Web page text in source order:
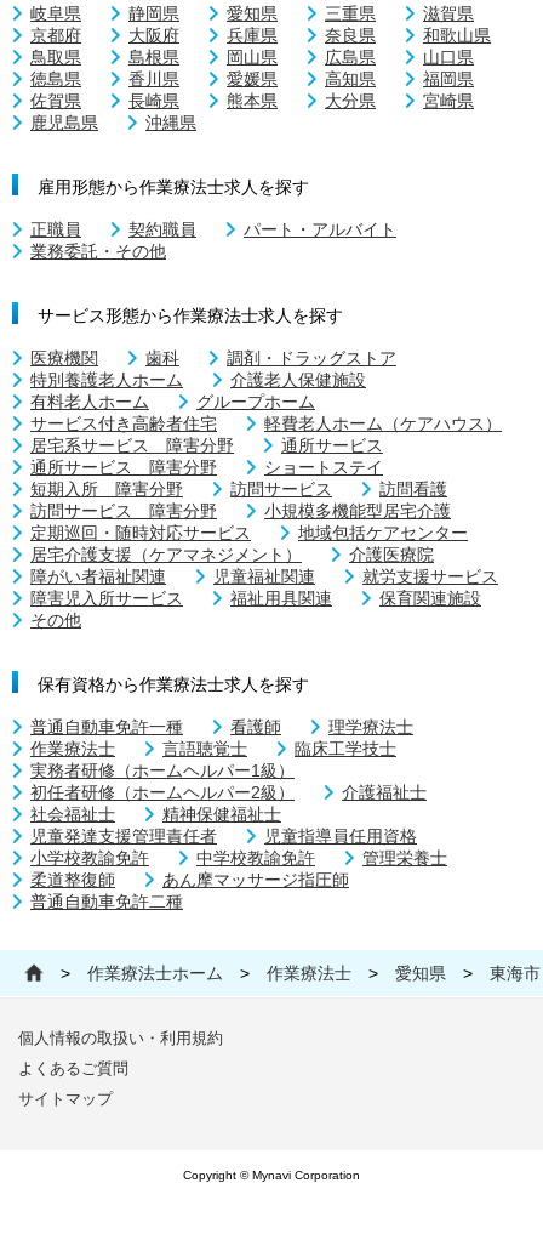
岐阜県
静岡県 愛知県 三重県
滋賀県
京都府
大阪府 兵庫県 奈良県
和歌山県
鳥取県
島根県 岡山県 広島県
山口県
徳島県
香川県 愛媛県 高知県
福岡県
佐賀県
長崎県 熊本県 大分県
宮崎県
鹿児島県
沖縄県
雇用形態から作業療法士求人を探す
正職員 契約職員
パート・アルバイト
業務委託・その他
サービス形態から作業療法士求人を探す
医療機関 歯科
調剤・ドラッグストア
特別養護老人ホーム
介護老人保健施設
有料老人ホーム
グループホーム
サービス付き高齢者住宅
軽費老人ホーム（ケアハウス）
居宅系サービス 障害分野
通所サービス
通所サービス 障害分野
ショートステイ
短期入所 障害分野
訪問サービス
訪問看護
訪問サービス 障害分野
小規模多機能型居宅介護
定期巡回・随時対応サービス
地域包括ケアセンター
居宅介護支援（ケアマネジメント）
介護医療院
障がい者福祉関連
児童福祉関連
就労支援サービス
障害児入所サービス
福祉用具関連
保育関連施設
その他
保有資格から作業療法士求人を探す
普通自動車免許一種 看護師
理学療法士
作業療法士
言語聴覚士
臨床工学技士
実務者研修（ホームヘルパー1級）
初任者研修（ホームヘルパー2級）
介護福祉士
社会福祉士
精神保健福祉士
児童発達支援管理責任者
児童指導員任用資格
小学校教諭免許
中学校教諭免許
管理栄養士
柔道整復師
あん摩マッサージ指圧師
普通自動車免許二種
> 作業療法士ホーム > 作業療法士 > 愛知県 > 東海市
個人情報の取扱い・利用規約
よくあるご質問
サイトマップ
Copyright © Mynavi Corporation